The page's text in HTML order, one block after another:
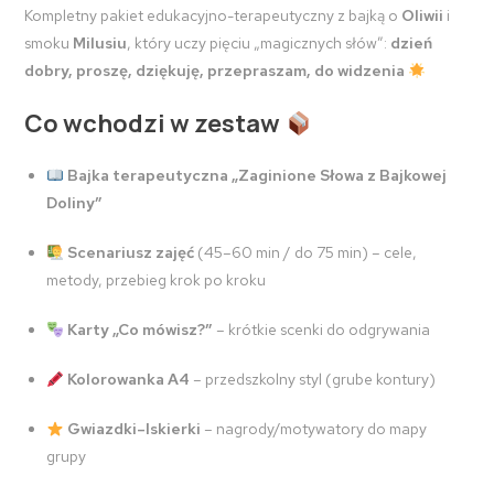
Kompletny pakiet edukacyjno-terapeutyczny z bajką o Oliwii i
smoku Milusiu, który uczy pięciu „magicznych słów”: dzień
dobry, proszę, dziękuję, przepraszam, do widzenia
Co wchodzi w zestaw
Bajka terapeutyczna „Zaginione Słowa z Bajkowej
Doliny”
Scenariusz zajęć (45–60 min / do 75 min) – cele,
metody, przebieg krok po kroku
Karty „Co mówisz?” – krótkie scenki do odgrywania
Kolorowanka A4 – przedszkolny styl (grube kontury)
Gwiazdki–Iskierki – nagrody/motywatory do mapy
grupy